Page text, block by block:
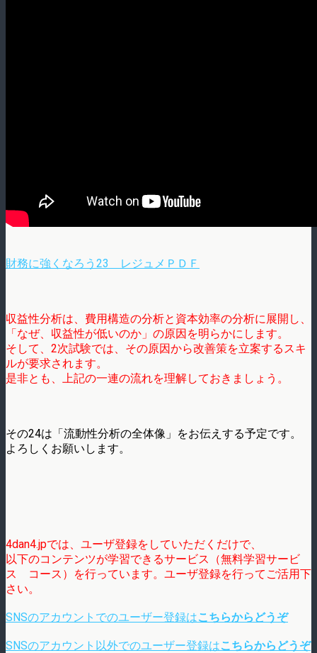
財務に強くなろう23 レジュメＰＤＦ
収益性分析は、費用構造の分析と資本効率の分析に展開し、
「なぜ、収益性が低いのか」の原因を明らかにします。
そして、2次試験では、その原因から改善策を立案するスキ
ルが要求されます。
是非とも、上記の一連の流れを理解しておきましょう。
その24は「流動性分析の全体像」をお伝えする予定です。
よろしくお願いします。
4dan4.jpでは、ユーザ登録をしていただくだけで、
以下のコンテンツが学習できるサービス（無料学習サービ
ス コース）を行っています。ユーザ登録を行ってご活用下
さい。
SNSのアカウントでのユーザー登録はこちらからどうぞ
SNSのアカウント以外でのユーザー登録はこちらからどうぞ